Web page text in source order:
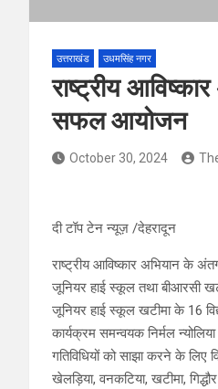
उत्तराखंड उधमसिंह नगर
राष्ट्रीय
सफल आयोजन
October 30, 2024
दी टॉप टेन न्यूज़ /देहरादून
राष्ट्रीय आविष्कार अभियान के
जूनियर हाई स्कूल तथा बीआरसी
जूनियर हाई स्कूल खटीमा के 16
कार्यक्रम समन्वयक निर्मल
गतिविधियों को साझा करने के लिए
खेलड़िया, वनकटिया, खटीमा,